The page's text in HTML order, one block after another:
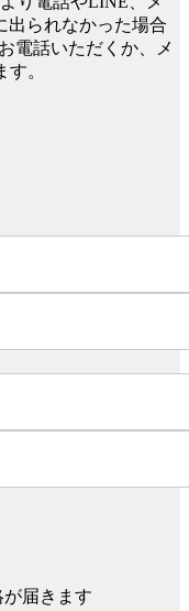
出られなかった場合
電話いただくか、メ
。
届きます